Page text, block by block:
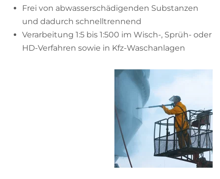
Frei von abwasserschädigenden Substanzen
und dadurch schnelltrennend
Verarbeitung 1:5 bis 1:500 im Wisch-, Sprüh- oder
HD-Verfahren sowie in Kfz-Waschanlagen